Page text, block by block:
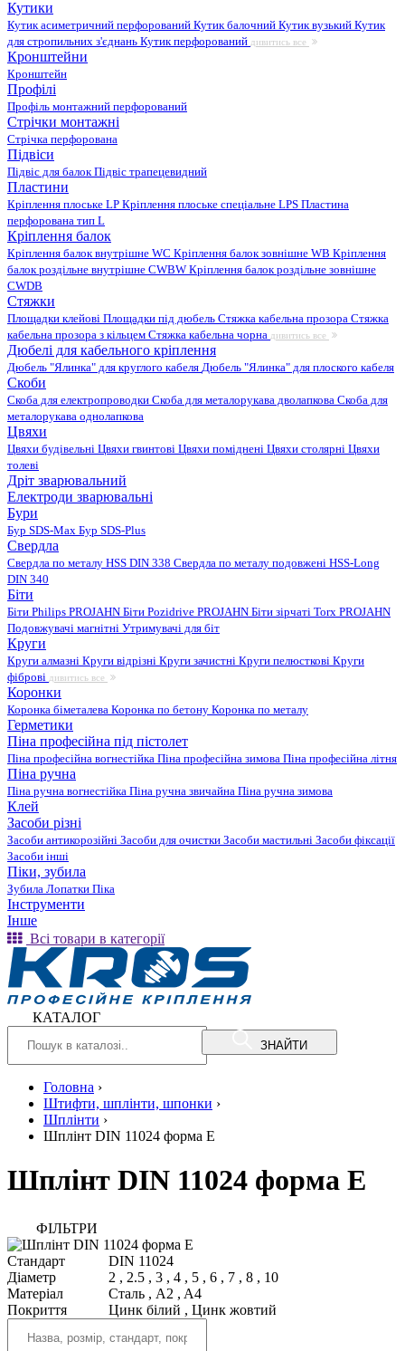
Кутики
Кутик асиметричний перфорований Кутик балочний Кутик вузький Кутик
для стропильних з'єднань Кутик перфорований дивитись все
Кронштейни
Кронштейн
Профілі
Профіль монтажний перфорований
Стрічки монтажні
Стрічка перфорована
Підвіси
Підвіс для балокПідвіс трапецевидний
Пластини
Кріплення плоське LP Кріплення плоське спеціальне LPS Пластина
перфорована тип L
Кріплення балок
Кріплення балок внутрішне WC Кріплення балок зовнішне WB Кріплення
балок роздільне внутрішне CWBW Кріплення балок роздільне зовнішне
CWDB
Стяжки
Площадки клейові Площадки під дюбель Стяжка кабельна прозора Стяжка
кабельна прозора з кільцем Стяжка кабельна чорна дивитись все
Дюбелі для кабельного кріплення
Дюбель "Ялинка" для круглого кабеля Дюбель "Ялинка" для плоского кабеля
Скоби
Скоба для електропроводки Скоба для металорукава дволапкова Скоба для
металорукава однолапкова
Цвяхи
Цвяхи будівельні Цвяхи гвинтові Цвяхи поміднені Цвяхи столярні Цвяхи
толеві
Дріт зварювальний
Електроди зварювальні
Бури
Бур SDS-Max Бур SDS-Plus
Свердла
Свердла по металу HSS DIN 338 Свердла по металу подовжені HSS-Long
DIN 340
Біти
Біти Philips PROJAHN Біти Pozidrive PROJAHN Біти зірчаті Torx PROJAHN
Подовжувачі магнітні Утримувачі для біт
Круги
Круги алмазні Круги відрізні Круги зачистні Круги пелюсткові Круги
фіброві дивитись все
Коронки
Коронка біметалева Коронка по бетону Коронка по металу
Герметики
Піна професійна під пістолет
Піна професійна вогнестійка Піна професійна зимова Піна професійна літня
Піна ручна
Піна ручна вогнестійка Піна ручна звичайна Піна ручна зимова
Клей
Засоби різні
Засоби антикорозійні Засоби для очистки Засоби мастильні Засоби фіксації
Засоби інші
Піки, зубила
Зубила Лопатки Піка
Інструменти
Інше
Всі товари в категорії
КАТАЛОГ
ЗНАЙТИ
Головна ›
Штифти, шплінти, шпонки ›
Шплінти ›
Шплінт DIN 11024 форма E
Шплінт DIN 11024 форма E
ФIЛЬТРИ
Стандарт
DIN 11024
Діаметр
2 , 2.5 , 3 , 4 , 5 , 6 , 7 , 8 , 10
Матеріал
Сталь , A2 , A4
Покриття
Цинк білий , Цинк жовтий